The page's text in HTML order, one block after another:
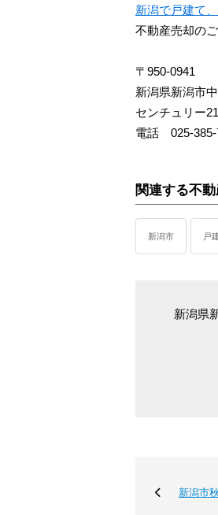
新潟で戸建て
不動産売却の
〒950-0941
新潟県新潟市
センチュリー
電話 025-385-
関連する不
新潟市 戸
新潟県
新潟市